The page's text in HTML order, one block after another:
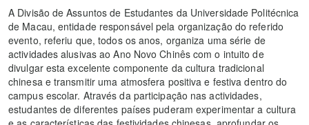
A Divisão de Assuntos de Estudantes da Universidade Politécnica
de Macau, entidade responsável pela organização do referido
evento, referiu que, todos os anos, organiza uma série de
actividades alusivas ao Ano Novo Chinês com o intuito de
divulgar esta excelente componente da cultura tradicional
chinesa e transmitir uma atmosfera positiva e festiva dentro do
campus escolar. Através da participação nas actividades,
estudantes de diferentes países puderam experimentar a cultura